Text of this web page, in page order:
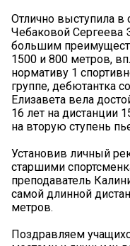
Отлично выступила в
Чебаковой Сергеева
большим
1500 и 800 метров,
нормативу 1
группе, дебютантка
Елизавета вела
16 лет на дистанции
на вторую ступень
Установив личный
старшими
преподаватель
самой длинной
метров.
Поздравляем